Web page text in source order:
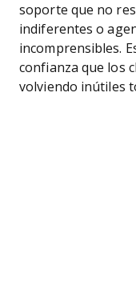
soporte que no
indiferentes o
incomprensibles.
confianza que los
volviendo inútiles